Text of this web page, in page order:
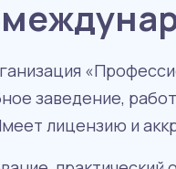
заведение,
лицензию и